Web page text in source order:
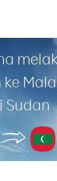
Sudan